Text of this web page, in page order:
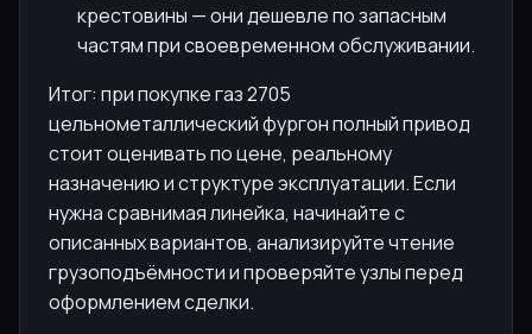
крестовины — они дешевле по запасным
частям при своевременном обслуживании.
Итог: при покупке газ 2705
цельнометаллический фургон полный привод
стоит оценивать по цене, реальному
назначению и структуре эксплуатации. Если
нужна сравнимая линейка, начинайте с
описанных вариантов, анализируйте чтение
грузоподъёмности и проверяйте узлы перед
оформлением сделки.